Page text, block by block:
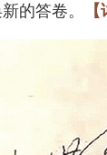
的答卷。